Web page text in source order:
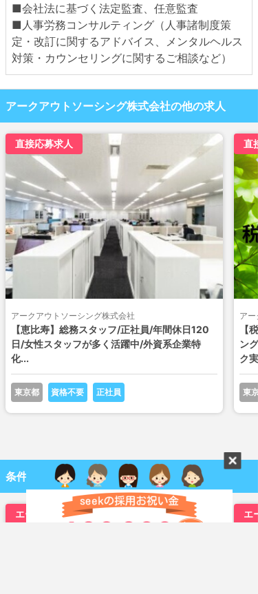
■会社法に基づく法定監査、任意監査
■人事労務コンサルティング（人事諸制度策
定・改訂に関するアドバイス、メンタルヘルス
対策・カウンセリングに関するご相談など）
アークアウトソーシング株式会社の他の求人
直接応募求人
アークアウトソーシング株式会社
【恵比寿】総務スタッフ/正社員/年間休日120
日/女性スタッフが多く活躍中/外資系企業特
化...
東京都 資格不要 正社員
直
ア
【
ン
ク実
東京
条件の近い求人
エージェント求人 エ